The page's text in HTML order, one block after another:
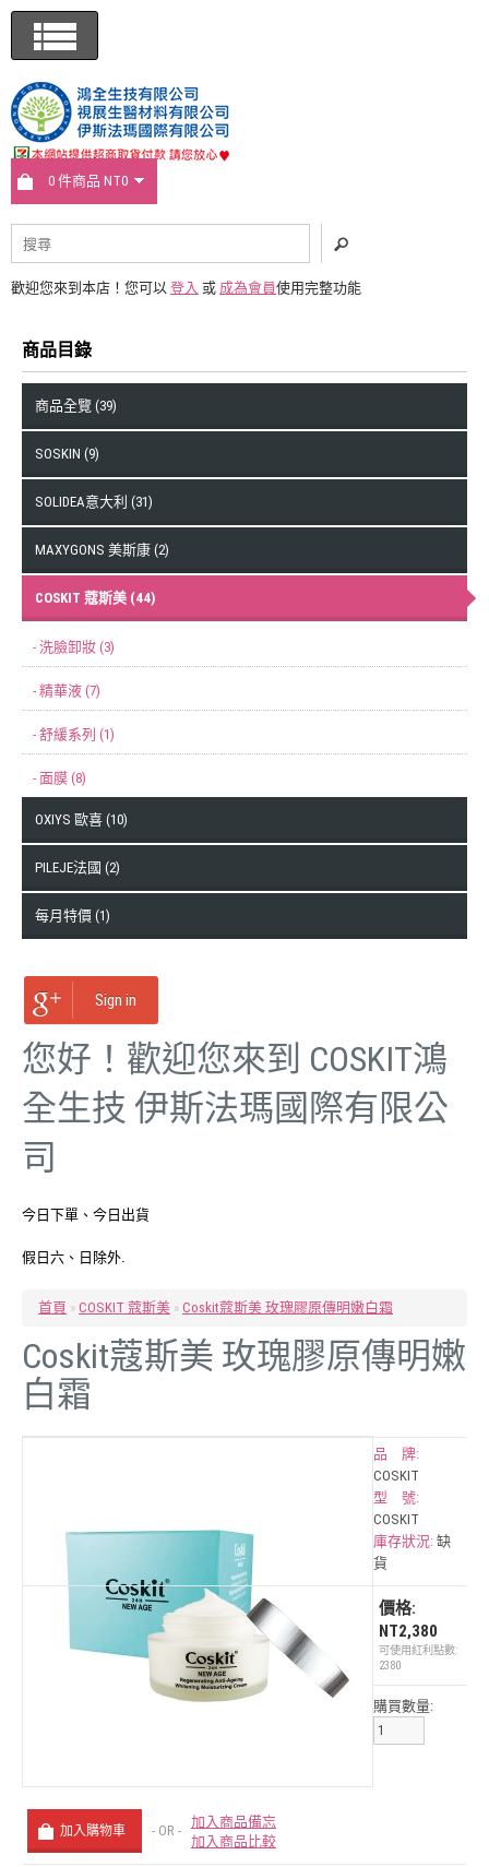
0 件商品 NT0
歡迎您來到本店！您可以 登入 或 成為會員使用完整功能
商品目錄
商品全覽 (39)
SOSKIN (9)
SOLIDEA意大利 (31)
MAXYGONS 美斯康 (2)
COSKIT 蔻斯美 (44)
- 洗臉卸妝 (3)
- 精華液 (7)
- 舒緩系列 (1)
- 面膜 (8)
OXIYS 歐喜 (10)
PILEJE法國 (2)
每月特價 (1)
Sign in
您好！歡迎您來到 COSKIT鴻
全生技 伊斯法瑪國際有限公
司
今日下單、今日出貨
假日六、日除外.
首頁 » COSKIT 蔻斯美 » Coskit蔻斯美 玫瑰膠原傳明嫩白霜
Coskit蔻斯美 玫瑰膠原傳明嫩
白霜
品 牌:
COSKIT
型 號:
COSKIT
庫存狀況: 缺
貨
價格:
NT2,380
可使用紅利點數:
2380
購買數量:
- OR -
加入商品備忘
加入商品比較